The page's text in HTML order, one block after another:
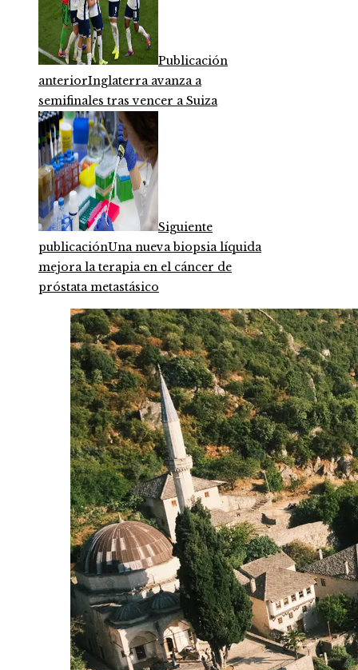
Publicación
anteriorInglaterra avanza a
semifinales tras vencer a Suiza
Siguiente
publicaciónUna nueva biopsia líquida
mejora la terapia en el cáncer de
próstata metastásico